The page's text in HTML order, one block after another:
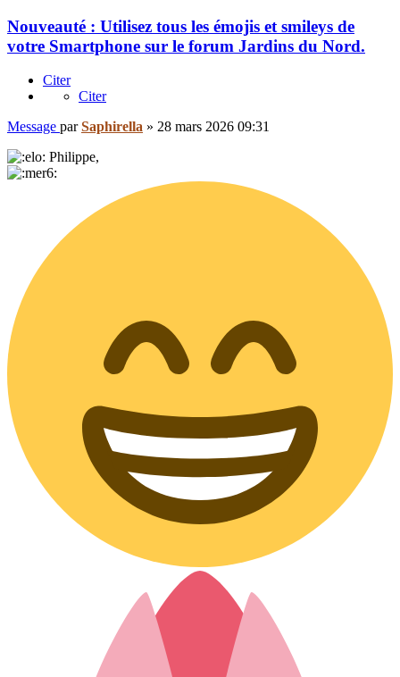
Nouveauté : Utilisez tous les émojis et smileys de
votre Smartphone sur le forum Jardins du Nord.
Citer
Citer
Message parSaphirella » 28 mars 2026 09:31
Philippe,